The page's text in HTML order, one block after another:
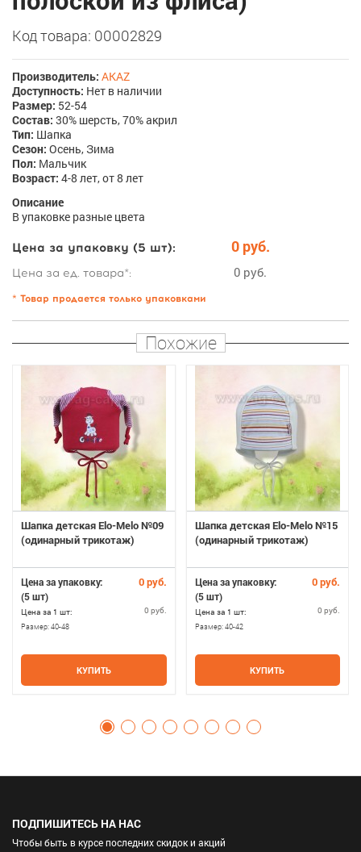
Код товара: 00002829
Производитель: AKAZ
Доступность: Нет в наличии
Размер: 52-54
Состав: 30% шерсть, 70% акрил
Тип: Шапка
Сезон: Осень, Зима
Пол: Мальчик
Возраст: 4-8 лет, от 8 лет
Описание
В упаковке разные цвета
Цена за упаковку (5 шт): 0 руб.
Цена за ед. товара*: 0 руб.
* Товар продается только упаковками
Похожие
Шапка детская Elo-Melo №09
(одинарный трикотаж)
Цена за упаковку: 0 руб.
(5 шт)
Цена за 1 шт: 0 руб.
Размер:40-48
КУПИТЬ
Шапка детская Elo-Melo №15
(одинарный трикотаж)
Цена за упаковку: 0 руб.
(5 шт)
Цена за 1 шт: 0 руб.
Размер: 40-42
КУПИТЬ
ПОДПИШИТЕСЬ НА НАС
Чтобы быть в курсе последних скидок и акций